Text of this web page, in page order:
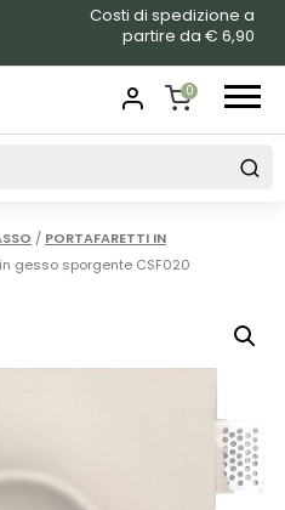
Costi di spedizione a
partire da € 6,90
0
SHOPPING
/ PORTAFARETTI IN
gesso sporgente CSF020